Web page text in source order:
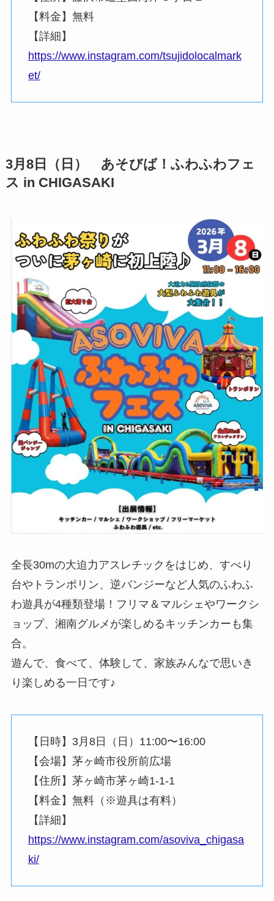
【料金】無料
【詳細】
https://www.instagram.com/tsujidolocalmark
et/
3月8日（日） あそびば！ふわふわフェ
ス in CHIGASAKI
全長30mの大迫力アスレチックをはじめ、すべり
台やトランポリン、逆バンジーなど人気のふわふ
わ遊具が4種類登場！フリマ＆マルシェやワークシ
ョップ、湘南グルメが楽しめるキッチンカーも集
合。
遊んで、食べて、体験して、家族みんなで思いき
り楽しめる一日です♪
【日時】3月8日（日）11:00〜16:00
【会場】茅ヶ崎市役所前広場
【住所】茅ヶ崎市茅ヶ崎1-1-1
【料金】無料（※遊具は有料）
【詳細】
https://www.instagram.com/asoviva_chigasa
ki/